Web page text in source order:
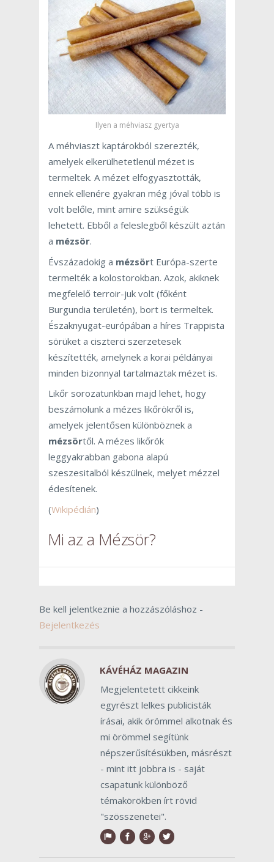
Ilyen a méhviasz gyertya
A méhviaszt kaptárokból szerezték,
amelyek elkerülhetetlenül mézet is
termeltek. A mézet elfogyasztották,
ennek ellenére gyakran még jóval több is
volt belőle, mint amire szükségük
lehetett. Ebből a feleslegből készült aztán
a mézsör.
Évszázadokig a mézsört Európa-szerte
termelték a kolostorokban. Azok, akiknek
megfelelő terroir-juk volt (főként
Burgundia területén), bort is termeltek.
Északnyugat-európában a híres Trappista
sörüket a ciszterci szerzetesek
készítették, amelynek a korai példányai
minden bizonnyal tartalmaztak mézet is.
Likőr sorozatunkban majd lehet, hogy
beszámolunk a mézes likőrökről is,
amelyek jelentősen különböznek a
mézsörtől. A mézes likőrök
leggyakrabban gabona alapú
szeszesitalból készülnek, melyet mézzel
édesítenek.
(Wikipédián)
Mi az a Mézsör?
Be kell jelentkeznie a hozzászóláshoz -
Bejelentkezés
KÁVÉHÁZ MAGAZIN
Megjelentetett cikkeink
egyrészt lelkes publicisták
írásai, akik örömmel alkotnak és
mi örömmel segítünk
népszerűsítésükben, másrészt
- mint itt jobbra is - saját
csapatunk különböző
témakörökben írt rövid
"szösszenetei".